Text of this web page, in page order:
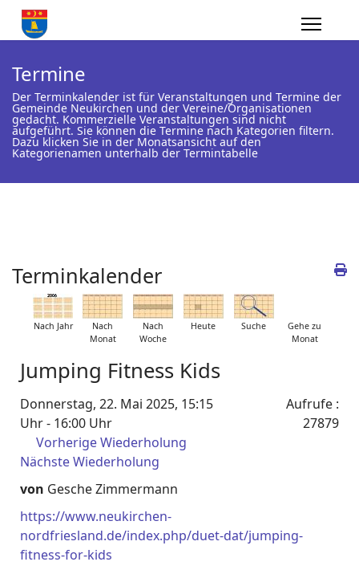
Termine
Der Terminkalender ist für Veranstaltungen und Termine der
Gemeinde Neukirchen und der Vereine/Organisationen
gedacht. Kommerzielle Veranstaltungen sind nicht
aufgeführt. Sie können die Termine nach Kategorien filtern.
Dazu klicken Sie in der Monatsansicht auf den
Kategorienamen unterhalb der Termintabelle
Terminkalender
Nach Jahr
Nach
Monat
Nach
Woche
Heute Suche
Gehe zu
Monat
Jumping Fitness Kids
Donnerstag, 22. Mai 2025, 15:15
Uhr - 16:00 Uhr
Vorherige Wiederholung
Nächste Wiederholung
Aufrufe :
27879
von Gesche Zimmermann
https://www.neukirchen-
nordfriesland.de/index.php/duet-dat/jumping-
fitness-for-kids